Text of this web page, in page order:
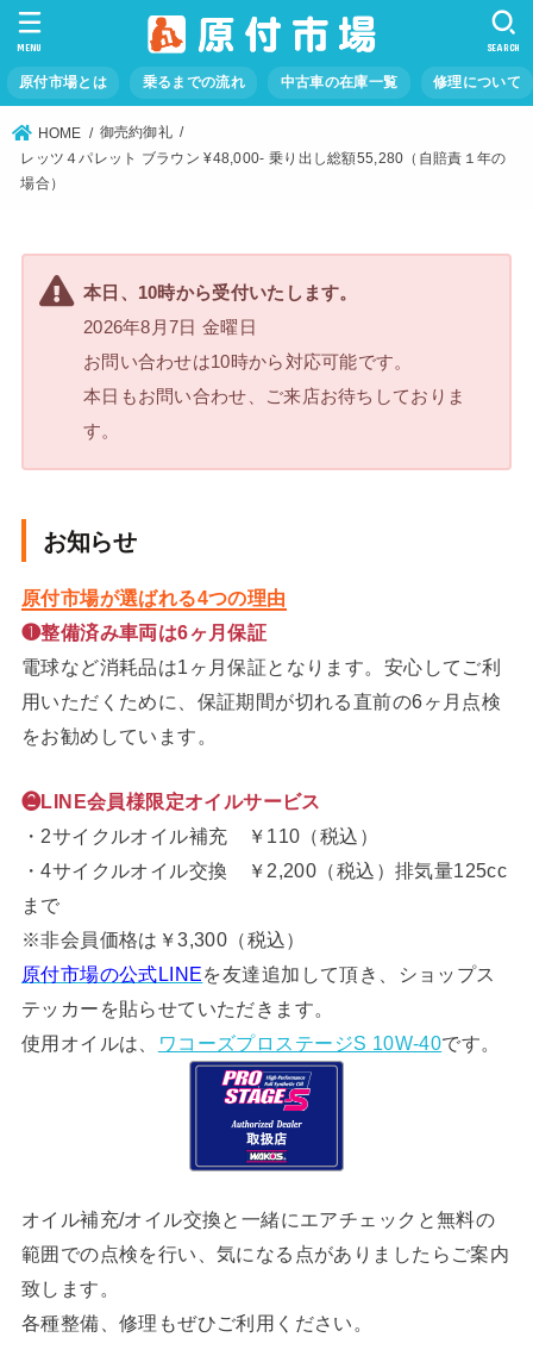
原付市場とは 乗るまでの流れ 中古車の在庫一覧 修理について
SEARCH
MENU
HOME
御売約御礼
レッツ４パレット ブラウン ¥48,000- 乗り出し総額55,280（自賠責１年の
場合）
本日、10時から受付いたします。
2026年8月7日 金曜日
お問い合わせは10時から対応可能です。
本日もお問い合わせ、ご来店お待ちしておりま
す。
お知らせ
原付市場が選ばれる4つの理由
❶整備済み車両は6ヶ月保証
電球など消耗品は1ヶ月保証となります。安心してご利
用いただくために、保証期間が切れる直前の6ヶ月点検
をお勧めしています。
❷LINE会員様限定オイルサービス
・2サイクルオイル補充 ￥110（税込）
・4サイクルオイル交換 ￥2,200（税込）排気量125cc
まで
※非会員価格は￥3,300（税込）
原付市場の公式LINEを友達追加して頂き、ショップス
テッカーを貼らせていただきます。
使用オイルは、
ワコーズプロステージS 10W-40です。
オイル補充/オイル交換と一緒にエアチェックと無料の
範囲での点検を行い、気になる点がありましたらご案内
致します。
各種整備、修理もぜひご利用ください。